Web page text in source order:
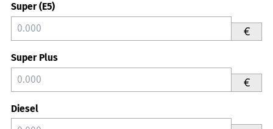
Super (E5)
€
Super Plus
€
Diesel